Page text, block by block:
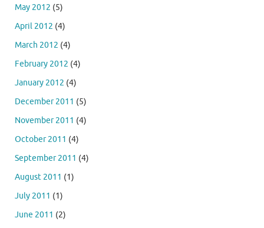
May 2012 (5)
April 2012 (4)
March 2012 (4)
February 2012 (4)
January 2012 (4)
December 2011 (5)
November 2011 (4)
October 2011 (4)
September 2011 (4)
August 2011 (1)
July 2011 (1)
June 2011 (2)